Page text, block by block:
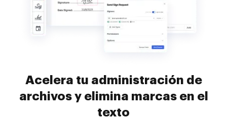
Acelera tu administración de
archivos y elimina marcas en el
texto